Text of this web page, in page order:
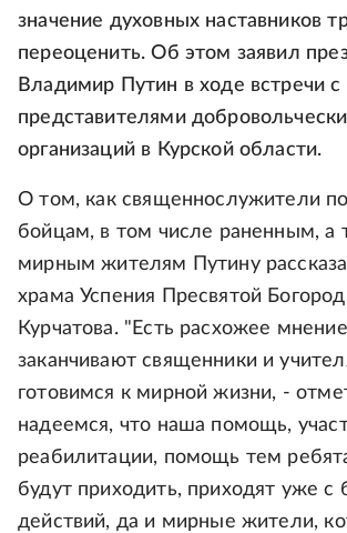
значение духовных наставников
переоценить. Об этом заявил
Владимир Путин в ходе встречи с
представителями
организаций в Курской области.
О том, как священнослужители
бойцам, в том числе раненным, а
мирным жителям Путину
храма Успения Пресвятой
Курчатова. "Есть расхожее
заканчивают священники и
готовимся к мирной жизни, -
надеемся, что наша помощь,
реабилитации, помощь тем
будут приходить, приходят уже с
действий, да и мирные жители,